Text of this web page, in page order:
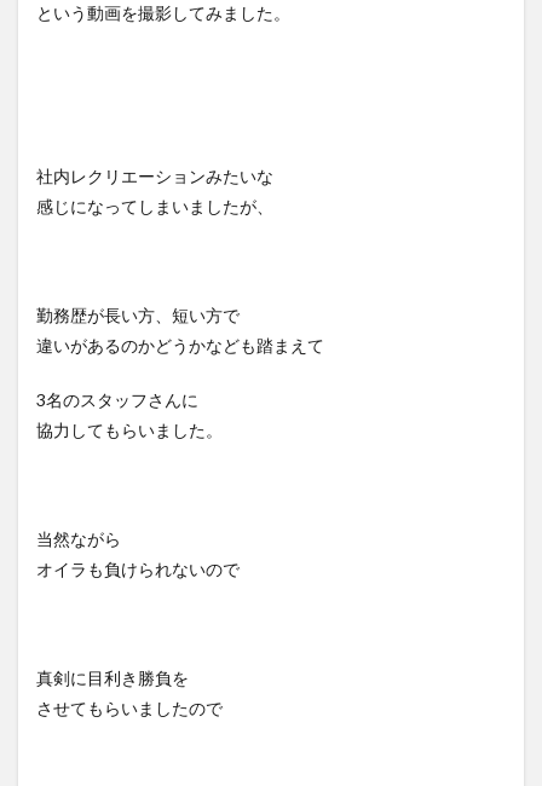
という動画を撮影してみました。
社内レクリエーションみたいな
感じになってしまいましたが、
勤務歴が長い方、短い方で
違いがあるのかどうかなども踏まえて
3名のスタッフさんに
協力してもらいました。
当然ながら
オイラも負けられないので
真剣に目利き勝負を
させてもらいましたので